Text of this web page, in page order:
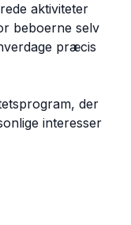
aktiviteter
beboerne selv
præcis
der
interesser